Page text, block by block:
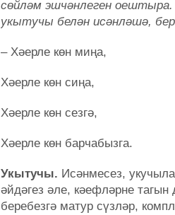
сөйләм эшчәнлеген
укытучы белән исәнләшә,
– Хәерле көн миңа,
Хәерле көн сиңа,
Хәерле көн сезгә,
Хәерле көн барчабызга.
Укытучы. Исәнмесез,
әйдәгез әле, кәефләрне
беребезгә матур сүзләр,